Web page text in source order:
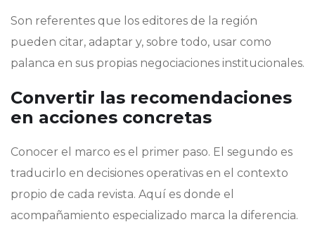
Son referentes que los editores de la región
pueden citar, adaptar y, sobre todo, usar como
palanca en sus propias negociaciones institucionales.
Convertir las recomendaciones
en acciones concretas
Conocer el marco es el primer paso. El segundo es
traducirlo en decisiones operativas en el contexto
propio de cada revista. Aquí es donde el
acompañamiento especializado marca la diferencia.